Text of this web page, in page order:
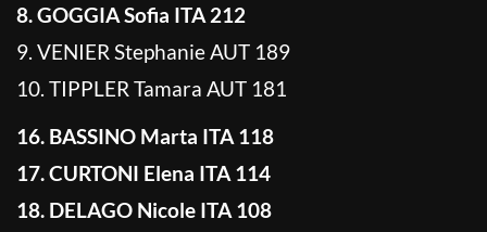
8. GOGGIA Sofia ITA 212
9. VENIER Stephanie AUT 189
10. TIPPLER Tamara AUT 181
16. BASSINO Marta ITA 118
17. CURTONI Elena ITA 114
18. DELAGO Nicole ITA 108